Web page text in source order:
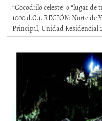
“Cocodrilo celeste” o “lugar de
1000 d.C.). REGIÓN: Norte de
Principal, Unidad Residencial